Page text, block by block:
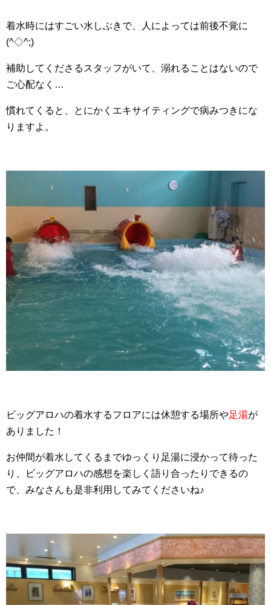
着水時にはすごい水しぶきで、人によっては前後不覚に
(^◇^;)
補助してくださるスタッフがいて、溺れることはないので
ご心配なく…
慣れてくると、とにかくエキサイティングで病みつきにな
りますよ。
ビッグアロハの着水するフロアには休憩する場所や足湯が
ありました！
お仲間が着水してくるまでゆっくり足湯に浸かって待った
り、ビッグアロハの感想を楽しく語り合ったりできるの
で、みなさんも是非利用してみてくださいね♪